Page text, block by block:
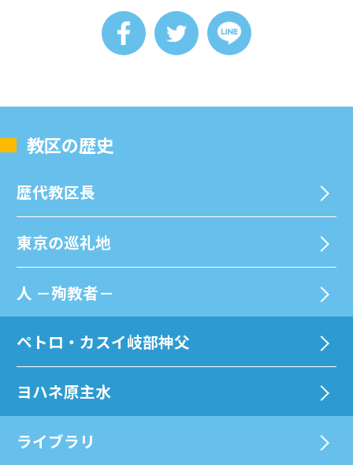
教区の歴史
歴代教区⻑
東京の巡礼地
⼈ －殉教者－
ペトロ・カスイ岐部神父
ヨハネ原主水
ライブラリ